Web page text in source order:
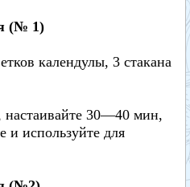
(№ 1)
календулы, 3 стакана
настаивайте 30—40 мин,
и используйте для